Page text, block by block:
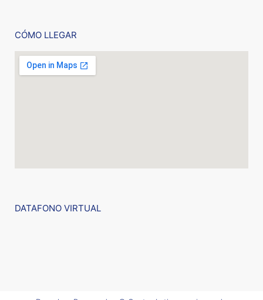
CÓMO LLEGAR
DATAFONO VIRTUAL